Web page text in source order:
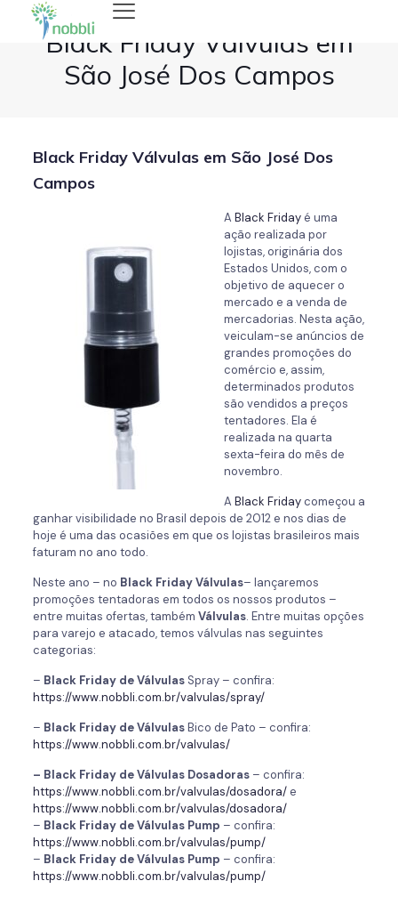
Black Friday Válvulas em
São José Dos Campos
Black Friday Válvulas em São José Dos
Campos
A Black Fridayé uma
ação realizada por
lojistas, originária dos
Estados Unidos, com o
objetivo de aquecer o
mercado e a venda de
mercadorias. Nesta ação,
veiculam-se anúncios de
grandes promoções do
comércio e, assim,
determinados produtos
são vendidos a preços
tentadores. Ela é
realizada na quarta
sexta-feira do mês de
novembro.
A Black Fridaycomeçou a
ganhar visibilidade no Brasil depois de 2012 e nos dias de
hoje é uma das ocasiões em que os lojistas brasileiros mais
faturam no ano todo.
Neste ano – no Black Friday Válvulas– lançaremos
promoções tentadoras em todos os nossos produtos –
entre muitas ofertas, também Válvulas. Entre muitas opções
para varejo e atacado, temos válvulas nas seguintes
categorias:
– Black Friday de VálvulasSpray – confira:
https://www.nobbli.com.br/valvulas/spray/
– Black Friday de VálvulasBico de Pato – confira:
https://www.nobbli.com.br/valvulas/
– Black Friday de Válvulas Dosadoras– confira:
https://www.nobbli.com.br/valvulas/dosadora/e
https://www.nobbli.com.br/valvulas/dosadora/
– Black Friday de Válvulas Pump – confira:
https://www.nobbli.com.br/valvulas/pump/
– Black Friday de Válvulas Pump – confira:
https://www.nobbli.com.br/valvulas/pump/